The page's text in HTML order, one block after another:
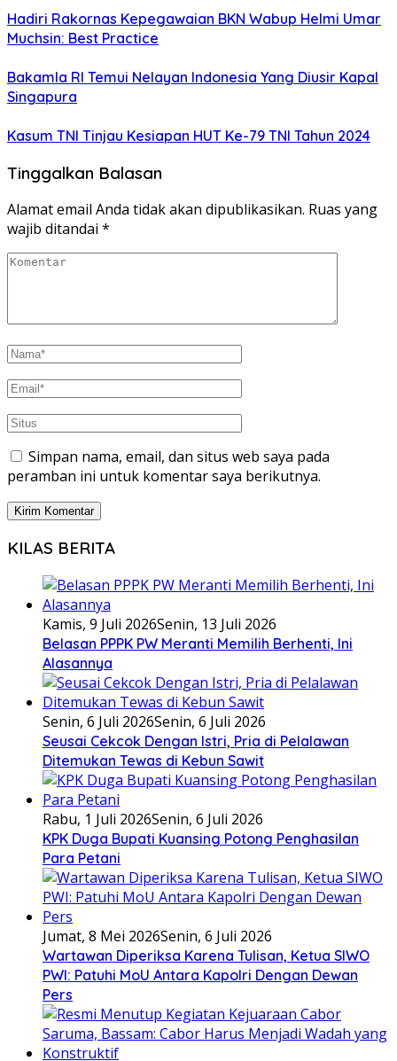
Hadiri Rakornas Kepegawaian BKN Wabup Helmi Umar
Muchsin: Best Practice
Bakamla RI Temui Nelayan Indonesia Yang Diusir Kapal
Singapura
Kasum TNI Tinjau Kesiapan HUT Ke-79 TNI Tahun 2024
Tinggalkan Balasan
Alamat email Anda tidak akan dipublikasikan. Ruas yang
wajib ditandai *
Simpan nama, email, dan situs web saya pada
peramban ini untuk komentar saya berikutnya.
KILAS BERITA
Kamis, 9 Juli 2026Senin, 13 Juli 2026
Belasan PPPK PW Meranti Memilih Berhenti, Ini
Alasannya
Senin, 6 Juli 2026Senin, 6 Juli 2026
Seusai Cekcok Dengan Istri, Pria di Pelalawan
Ditemukan Tewas di Kebun Sawit
Rabu, 1 Juli 2026Senin, 6 Juli 2026
KPK Duga Bupati Kuansing Potong Penghasilan
Para Petani
Jumat, 8 Mei 2026Senin, 6 Juli 2026
Wartawan Diperiksa Karena Tulisan, Ketua SIWO
PWI: Patuhi MoU Antara Kapolri Dengan Dewan
Pers